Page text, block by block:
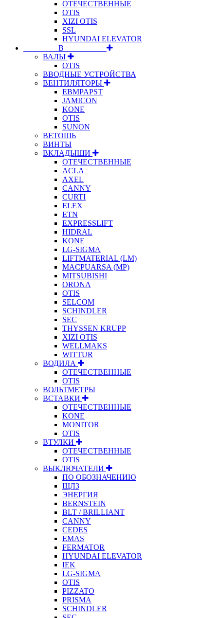
ОТЕЧЕСТВЕННЫЕ
OTIS
XIZI OTIS
SSL
HYUNDAI ELEVATOR
⠀⠀⠀⠀⠀⠀В⠀⠀⠀⠀⠀⠀⠀
ВАЛЫ
OTIS
ВВОДНЫЕ УСТРОЙСТВА
ВЕНТИЛЯТОРЫ
EBMPAPST
JAMICON
KONE
OTIS
SUNON
ВЕТОШЬ
ВИНТЫ
ВКЛАДЫШИ
ОТЕЧЕСТВЕННЫЕ
ACLA
AXEL
CANNY
CURTI
ELEX
ETN
EXPRESSLIFT
HIDRAL
KONE
LG-SIGMA
LIFTMATERIAL (LM)
MACPUARSA (MP)
MITSUBISHI
ORONA
OTIS
SELCOM
SCHINDLER
SEC
THYSSEN KRUPP
XIZI OTIS
WELLMAKS
WITTUR
ВОДИЛА
ОТЕЧЕСТВЕННЫЕ
OTIS
ВОЛЬТМЕТРЫ
ВСТАВКИ
ОТЕЧЕСТВЕННЫЕ
KONE
MONITOR
OTIS
ВТУЛКИ
ОТЕЧЕСТВЕННЫЕ
OTIS
ВЫКЛЮЧАТЕЛИ
ПО ОБОЗНАЧЕНИЮ
ЩЛЗ
ЭНЕРГИЯ
BERNSTEIN
BLT / BRILLIANT
CANNY
CEDES
EMAS
FERMATOR
HYUNDAI ELEVATOR
IEK
LG-SIGMA
OTIS
PIZZATO
PRISMA
SCHINDLER